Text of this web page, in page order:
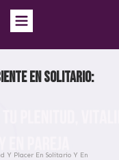
en Solitario:
Y Placer En Solitario Y En